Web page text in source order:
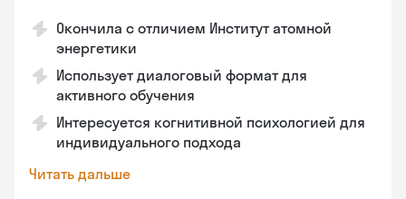
Окончила с отличием Институт атомной
энергетики
Использует диалоговый формат для
активного обучения
Интересуется когнитивной психологией для
индивидуального подхода
Читать дальше